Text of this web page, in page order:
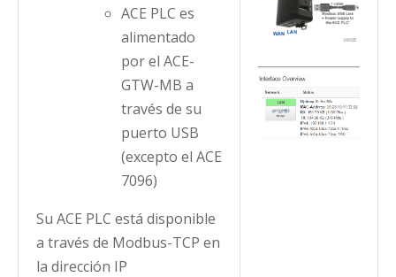
ACE PLC es
alimentado
por el ACE-
GTW-MB a
través de su
puerto USB
(excepto el ACE
7096)
Su ACE PLC está disponible
a través de Modbus-TCP en
la dirección IP